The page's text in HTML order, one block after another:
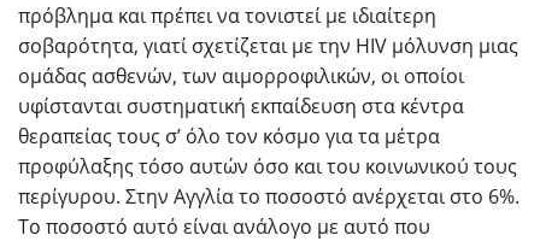
πρόβλημα και πρέπει να τονιστεί με ιδιαίτερη
σοβαρότητα, γιατί σχετίζεται με την HIV μόλυνση μιας
ομάδας ασθενών, των αιμορροφιλικών, οι οποίοι
υφίστανται συστηματική εκπαίδευση στα κέντρα
θεραπείας τους σ’ όλο τον κόσμο για τα μέτρα
προφύλαξης τόσο αυτών όσο και του κοινωνικού τους
περίγυρου. Στην Αγγλία το ποσοστό ανέρχεται στο 6%.
Το ποσοστό αυτό είναι ανάλογο με αυτό που